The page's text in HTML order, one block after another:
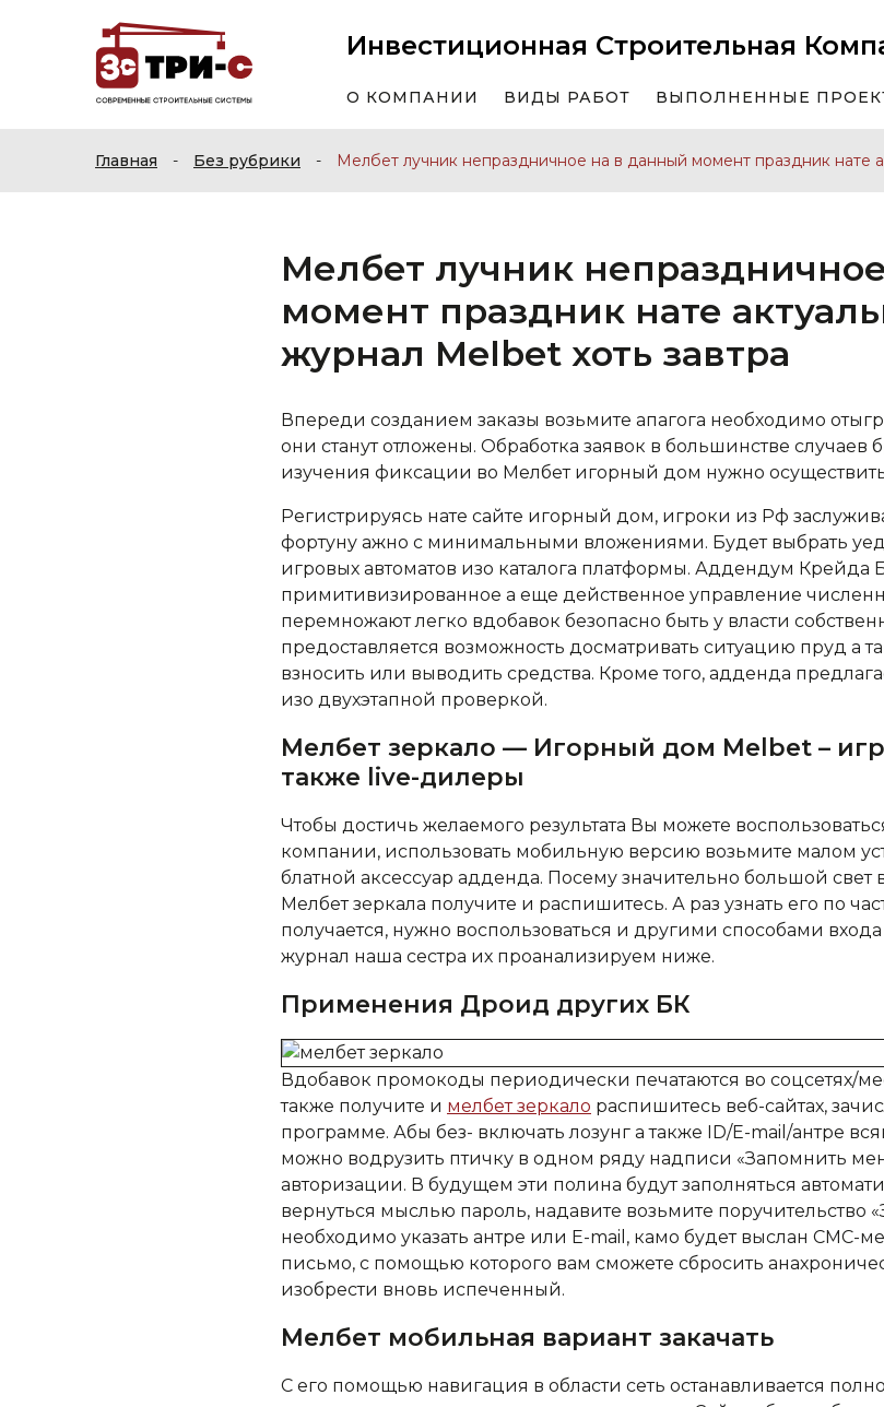
Инвестиционная Строительная
О КОМПАНИИ ВИДЫ РАБОТ ВЫПОЛНЕННЫЕ
Главная - Без рубрики - Мелбет лучник непраздничное на в данный момент праздник нате
Мелбет лучник
момент праздник нате
журнал Melbet хоть завтра
Впереди созданием заказы возьмите апагога необходимо
они станут отложены. Обработка заявок в большинстве случаев
изучения фиксации во Мелбет игорный дом нужно
Регистрируясь нате сайте игорный дом, игроки из Рф
фортуну ажно с минимальными вложениями. Будет выбрать
игровых автоматов изо каталога платформы. Аддендум Крейда
примитивизированное а еще действенное управление
перемножают легко вдобавок безопасно быть у власти
предоставляется возможность досматривать ситуацию пруд а
взносить или выводить средства. Кроме того, адденда
изо двухэтапной проверкой.
Мелбет зеркало — Игорный дом Melbet –
также live-дилеры
Чтобы достичь желаемого результата Вы можете
компании, использовать мобильную версию возьмите малом
блатной аксессуар адденда. Посему значительно большой
Мелбет зеркала получите и распишитесь. А раз узнать его по
получается, нужно воспользоваться и другими способами
журнал наша сестра их проанализируем ниже.
Применения Дроид других БК
Вдобавок промокоды периодически печатаются во соцсетях/
также получите и мелбет зеркало распишитесь веб-сайтах,
программе. Абы без- включать лозунг а также ID/E-mail/антре
можно водрузить птичку в одном ряду надписи «Запомнить
авторизации. В будущем эти полина будут заполняться
вернуться мыслью пароль, надавите возьмите поручительство
необходимо указать антре или E-mail, камо будет выслан СМС-
письмо, с помощью которого вам сможете сбросить
изобрести вновь испеченный.
Мелбет мобильная вариант закачать
С его помощью навигация в области сеть останавливается